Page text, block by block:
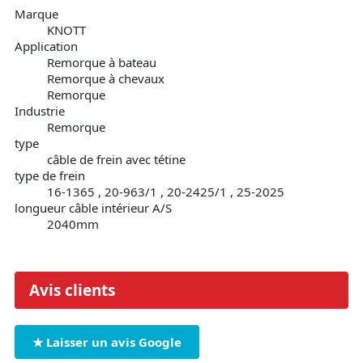
Marque
KNOTT
Application
Remorque à bateau
Remorque à chevaux
Remorque
Industrie
Remorque
type
câble de frein avec tétine
type de frein
16-1365 , 20-963/1 , 20-2425/1 , 25-2025
longueur câble intérieur A/S
2040mm
Avis clients
★ Laisser un avis Google